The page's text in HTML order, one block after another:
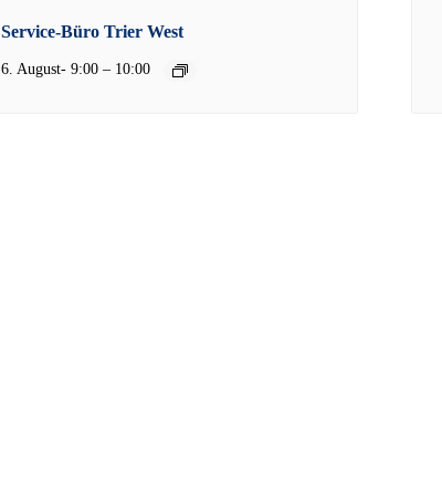
Service-Büro Trier West
6. August- 9:00– 10:00